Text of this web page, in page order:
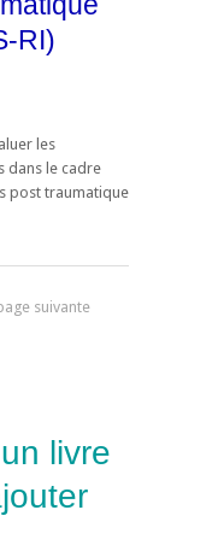
RI)
les
dans le cadre
post traumatique
suivante
livre